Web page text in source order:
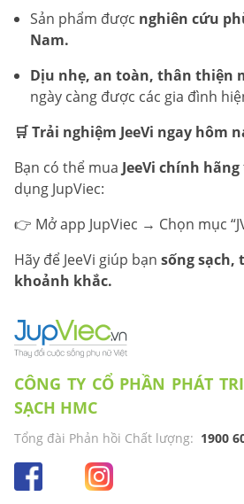
Sản phẩm được nghiên cứu
Nam.
Dịu nhẹ, an toàn, thân thiện
ngày càng được các gia đình
🛒 Trải nghiệm JeeVi ngay hôm
Bạn có thể mua JeeVi chính hãng
dụng JupViec:
👉 Mở app JupViec → Chọn mục
Hãy để JeeVi giúp bạn sống
khoảnh khắc.
CÔNG TY CỔ PHẦN PHÁT
SẠCH HMC
Tổng đài Phản hồi Chất lượng: 1900